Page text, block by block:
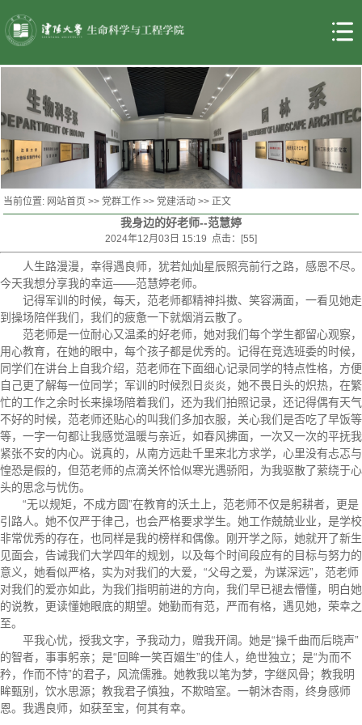
当前位置: 网站首页 >> 党群工作 >> 党建活动 >> 正文
我身边的好老师--范慧婷
2024年12月03日 15:19 点击：[55]
人生路漫漫，幸得遇良师，犹若灿灿星辰照亮前行之路，感恩不尽。
今天我想分享我的幸运——范慧婷老师。
记得军训的时候，每天，范老师都精神抖擞、笑容满面，一看见她走
到操场陪伴我们，我们的疲惫一下就烟消云散了。
范老师是一位耐心又温柔的好老师，她对我们每个学生都留心观察，
用心教育，在她的眼中，每个孩子都是优秀的。记得在竞选班委的时候，
同学们在讲台上自我介绍，范老师在下面细心记录同学的特点性格，方便
自己更了解每一位同学；军训的时候烈日炎炎，她不畏日头的炽热，在繁
忙的工作之余时长来操场陪着我们，还为我们拍照记录，还记得偶有天气
不好的时候，范老师还贴心的叫我们多加衣服，关心我们是否吃了早饭等
等，一字一句都让我感觉温暖与亲近，如春风拂面，一次又一次的平抚我
紧张不安的内心。说真的，从南方远赴千里来北方求学，心里没有忐忑与
惶恐是假的，但范老师的点滴关怀恰似寒光遇骄阳，为我驱散了萦绕于心
头的思念与忧伤。
“无以规矩，不成方圆”在教育的沃土上，范老师不仅是躬耕者，更是
引路人。她不仅严于律己，也会严格要求学生。她工作兢兢业业，是学校
非常优秀的存在，也同样是我的榜样和偶像。刚开学之际，她就开了新生
见面会，告诫我们大学四年的规划，以及每个时间段应有的目标与努力的
意义，她看似严格，实为对我们的大爱，“父母之爱，为谋深远”，范老师
对我们的爱亦如此，为我们指明前进的方向，我们早已褪去懵懂，明白她
的说教，更读懂她眼底的期望。她勤而有范，严而有格，遇见她，荣幸之
至。
平我心忧，授我文字，予我动力，赠我开阔。她是“操千曲而后晓声”
的智者，事事躬亲；是“回眸一笑百媚生”的佳人，绝世独立；是“为而不
矜，作而不恃”的君子，风流儒雅。她教我以笔为梦，字继风骨；教我明
眸甄别，饮水思源；教我君子慎独，不欺暗室。一朝沐杏雨，终身感师
恩。我遇良师，如获至宝，何其有幸。